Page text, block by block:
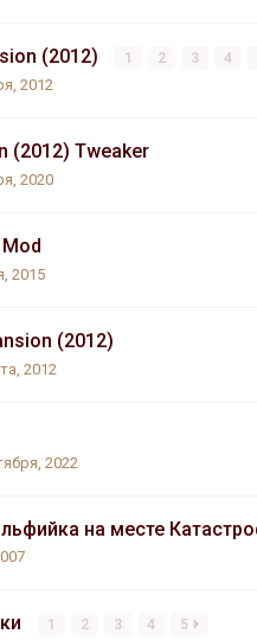
(2012) 1 2 3 4
2012
(2012) Tweaker
2020
2015
(2012)
2012
2022
на месте
1 2 3 4 5